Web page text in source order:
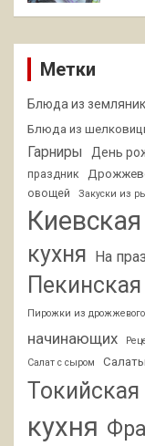
Метки
Блюда из
Блюда из
Гарниры День
праздник
овощей
Закуски из
кухня На
Пекинская
Пирожки из дрожжевого
начинающих
Салат с сыром
Токийская
кухня